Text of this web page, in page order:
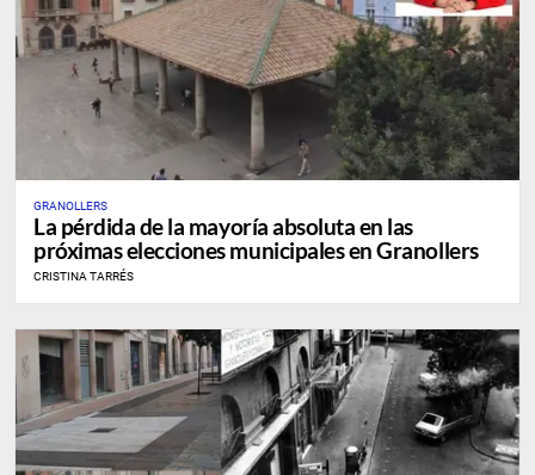
GRANOLLERS
La pérdida de la mayoría absoluta en las
próximas elecciones municipales en Granollers
CRISTINA TARRÉS